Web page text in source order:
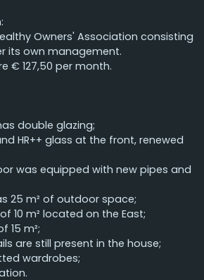
Owners' Association consisting
its own management.
€ 127,50 per month.
double glazing;
HR++ glass at the front, renewed
was equipped with new pipes and
25 m² of outdoor space;
10 m² located on the East;
15 m²;
are still present in the house;
wardrobes;